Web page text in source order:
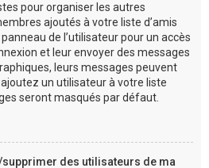
pour organiser les autres
ajoutés à votre liste d’amis
de l’utilisateur pour un accès
et leur envoyer des messages
leurs messages peuvent
un utilisateur à votre liste
seront masqués par défaut.
des utilisateurs de ma